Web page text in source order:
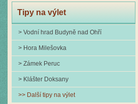
Tipy na výlet
> Vodní hrad Budyně nad Ohří
> Hora Milešovka
> Zámek Peruc
> Klášter Doksany
>> Další tipy na výlet